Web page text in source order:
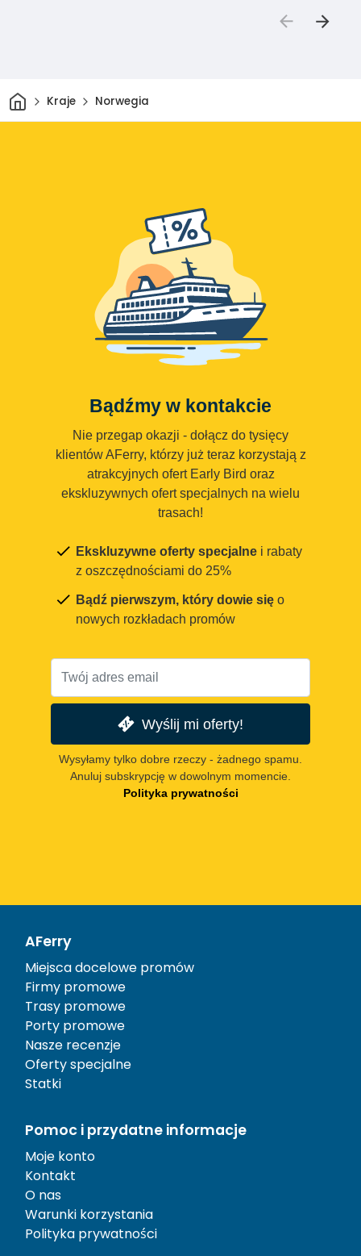
DomKraje Norwegia
Bądźmy w kontakcie
Nie przegap okazji - dołącz do tysięcy
klientów AFerry, którzy już teraz korzystają z
atrakcyjnych ofert Early Bird oraz
ekskluzywnych ofert specjalnych na wielu
trasach!
Ekskluzywne oferty specjalne i rabaty
z oszczędnościami do 25%
Bądź pierwszym, który dowie się o
nowych rozkładach promów
Wyślij mi oferty!
Wysyłamy tylko dobre rzeczy - żadnego spamu.
Anuluj subskrypcję w dowolnym momencie.
Polityka prywatności
AFerry
Miejsca docelowe promów
Firmy promowe
Trasy promowe
Porty promowe
Nasze recenzje
Oferty specjalne
Statki
Pomoc i przydatne informacje
Moje konto
Kontakt
O nas
Warunki korzystania
Polityka prywatności